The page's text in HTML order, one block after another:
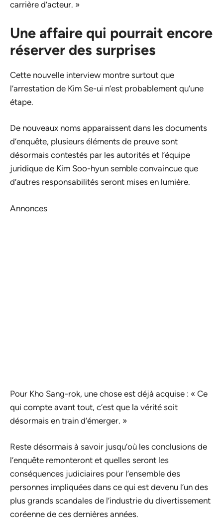
carrière d’acteur. »
Une affaire qui pourrait encore
réserver des surprises
Cette nouvelle interview montre surtout que
l’arrestation de Kim Se-ui n’est probablement qu’une
étape.
De nouveaux noms apparaissent dans les documents
d’enquête, plusieurs éléments de preuve sont
désormais contestés par les autorités et l’équipe
juridique de Kim Soo-hyun semble convaincue que
d’autres responsabilités seront mises en lumière.
Annonces
Pour Kho Sang-rok, une chose est déjà acquise : « Ce
qui compte avant tout, c’est que la vérité soit
désormais en train d’émerger. »
Reste désormais à savoir jusqu’où les conclusions de
l’enquête remonteront et quelles seront les
conséquences judiciaires pour l’ensemble des
personnes impliquées dans ce qui est devenu l’un des
plus grands scandales de l’industrie du divertissement
coréenne de ces dernières années.